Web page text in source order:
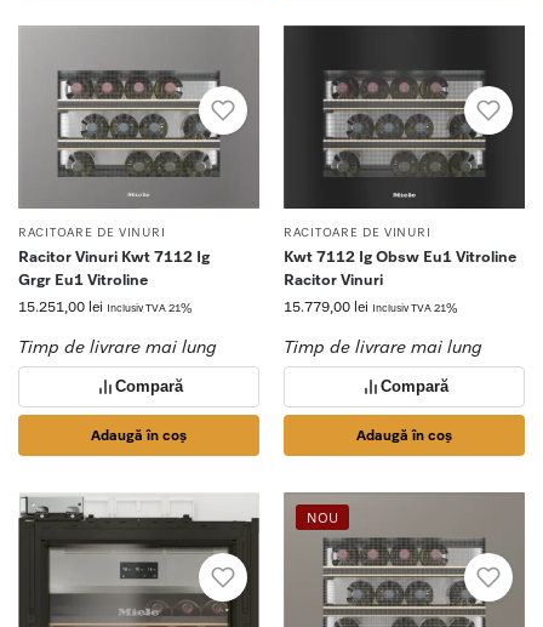
RACITOARE DE VINURI
Racitor Vinuri Kwt 7112 Ig
Grgr Eu1 Vitroline
15.251,00 lei Inclusiv TVA 21%
Timp de livrare mai lung
Compară
Adaugă în coș
RACITOARE DE VINURI
Kwt 7112 Ig Obsw Eu1 Vitroline
Racitor Vinuri
15.779,00 lei Inclusiv TVA 21%
Timp de livrare mai lung
Compară
Adaugă în coș
NOU